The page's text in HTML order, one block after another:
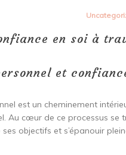
en soi à
et
est un cheminement
Au cœur de ce processus se
objectifs et s’épanouir